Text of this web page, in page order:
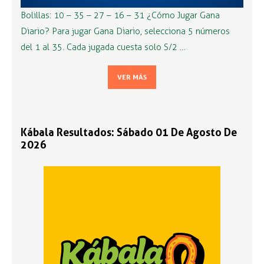
Bolillas: 10 – 35 – 27 – 16 – 31 ¿Cómo Jugar Gana
Diario? Para jugar Gana Diario, selecciona 5 números
del 1 al 35. Cada jugada cuesta solo S/2 …
VER MÁS
Kábala Resultados: Sábado 01 De Agosto De
2026